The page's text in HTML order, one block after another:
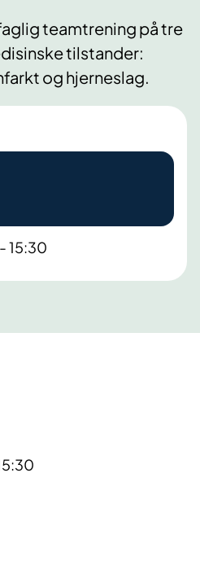
teamtrening på tre
tilstander:
og hjerneslag.
15:30